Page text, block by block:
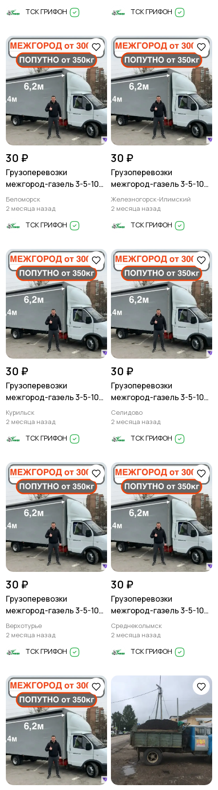
ТСК ГРИФОН ТСК ГРИФОН
30 ₽
Грузоперевозки
межгород-газель 3-5-10
тонн
Беломорск
2 месяца назад
ТСК ГРИФОН
30 ₽
Грузоперевозки
межгород-газель 3-5-10
тонн
Железногорск-Илимский
2 месяца назад
ТСК ГРИФОН
30 ₽
Грузоперевозки
межгород-газель 3-5-10
тонн
Курильск
2 месяца назад
ТСК ГРИФОН
30 ₽
Грузоперевозки
межгород-газель 3-5-10
тонн
Селидово
2 месяца назад
ТСК ГРИФОН
30 ₽
Грузоперевозки
межгород-газель 3-5-10
тонн
Верхотурье
2 месяца назад
ТСК ГРИФОН
30 ₽
Грузоперевозки
межгород-газель 3-5-10
тонн
Среднеколымск
2 месяца назад
ТСК ГРИФОН